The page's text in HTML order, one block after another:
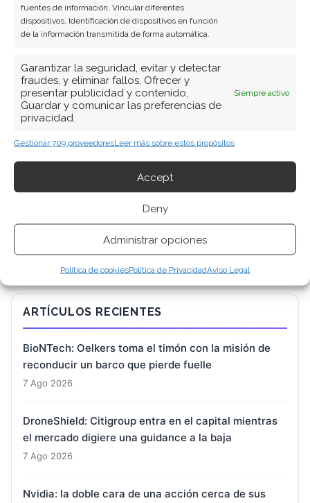
fuentes de información, Vincular diferentes
dispositivos, Identificación de dispositivos en función
de la información transmitida de forma automática.
Garantizar la seguridad, evitar y detectar
fraudes, y eliminar fallos, Ofrecer y
presentar publicidad y contenido,
Guardar y comunicar las preferencias de
privacidad.
Siempre activo
Gestionar 709 proveedoresLeer más sobre estos propósitos
Accept
Deny
Administrar opciones
Política de cookiesPolítica de PrivacidadAviso Legal
ARTÍCULOS RECIENTES
BioNTech: Oelkers toma el timón con la misión de
reconducir un barco que pierde fuelle
7 Ago 2026
DroneShield: Citigroup entra en el capital mientras
el mercado digiere una guidance a la baja
7 Ago 2026
Nvidia: la doble cara de una acción cerca de sus